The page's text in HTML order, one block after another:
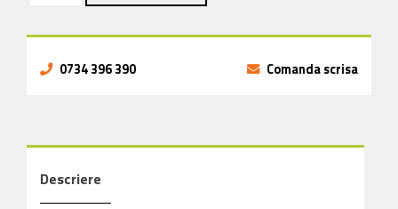
neagra
din
-
inaltime
0734 396 390 Comanda scrisa
Descriere